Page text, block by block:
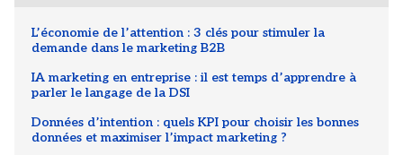
L’économie de l’attention : 3 clés pour stimuler la
demande dans le marketing B2B
IA marketing en entreprise : il est temps d’apprendre à
parler le langage de la DSI
Données d’intention : quels KPI pour choisir les bonnes
données et maximiser l’impact marketing ?